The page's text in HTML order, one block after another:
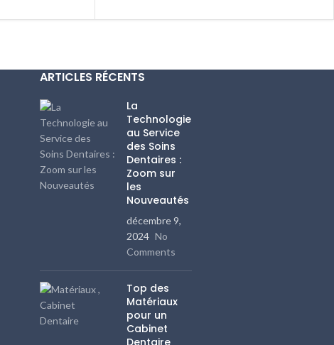
ARTICLES RÉCENTS
La
Technologie
au Service
des Soins
Dentaires :
Zoom sur
les
Nouveautés
décembre 9,
2024 No
Comments
Top des
Matériaux
pour un
Cabinet
Dentaire